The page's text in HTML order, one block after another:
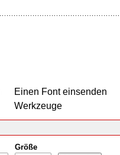
Einen Font einsenden
Werkzeuge
Größe